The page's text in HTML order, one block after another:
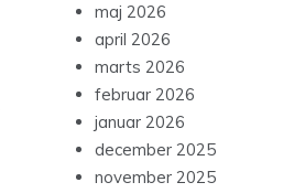
maj 2026
april 2026
marts 2026
februar 2026
januar 2026
december 2025
november 2025